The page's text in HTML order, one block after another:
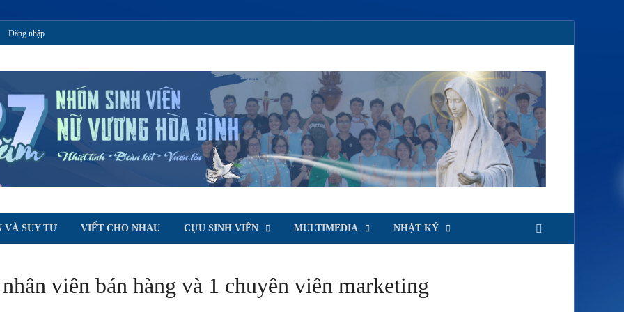
Đăng nhập
Bình
VÀ SUY TƯ VIẾT CHO NHAU CỰU SINH VIÊN MULTIMEDIA NHẬT KÝ
viên bán hàng và 1 chuyên viên marketing